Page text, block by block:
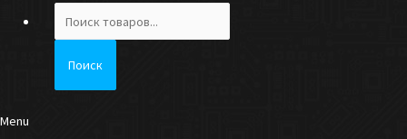
товаров
Поиск
Menu